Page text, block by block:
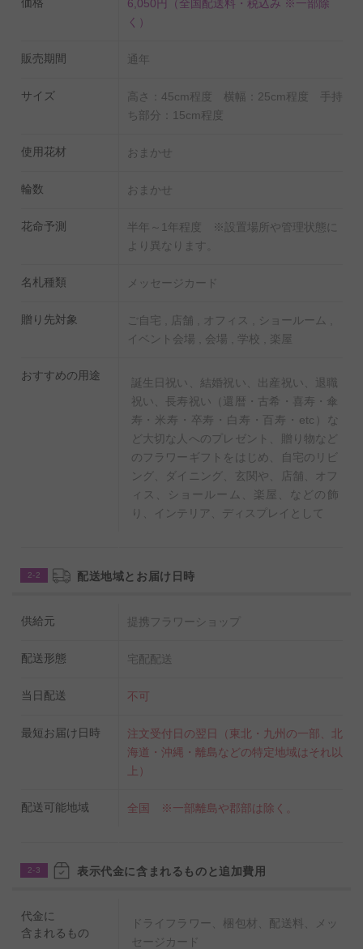
6,050円
（全国配送料・税込み ※一部除
く）
販売期間 通年
サイズ
高さ：45cm程度 横幅：25cm程度 手持
ち部分：15cm程度
使用花材 おまかせ
輪数 おまかせ
花命予測
半年～1年程度 ※設置場所や管理状態に
より異なります。
名札種類 メッセージカード
贈り先対象
ご自宅 , 店舗 , オフィス , ショールーム ,
イベント会場 , 会場 , 学校 , 楽屋
おすすめの用途
誕生日祝い、結婚祝い、出産祝い、退職
祝い、長寿祝い（還暦・古希・喜寿・傘
寿・米寿・卒寿・白寿・百寿・etc）な
ど大切な人へのプレゼント、贈り物など
のフラワーギフトをはじめ、自宅のリビ
ング、ダイニング、玄関や、店舗、オフ
ィス、ショールーム、楽屋、などの飾
り、インテリア、ディスプレイとして
2-2 配送地域とお届け日時
供給元 提携フラワーショップ
配送形態 宅配配送
当日配送 不可
最短お届け日時
注文受付日の翌日（東北・九州の一部、北
海道・沖縄・離島などの特定地域はそれ以
上）
配送可能地域 全国 ※一部離島や郡部は除く。
2-3 表示代金に含まれるものと追加費用
代金に
含まれるもの
ドライフラワー、梱包材、配送料、メッ
セージカード